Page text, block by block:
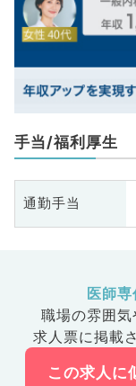
手当/福利厚生
通勤手当
医師
職場の雰囲気
求人票に掲載
この求人に